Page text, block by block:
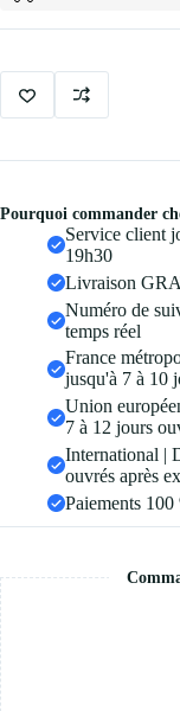
Cils
en
Vison
Pourquoi commander
Service client
19h30
Livraison
Numéro de
temps réel
France
jusqu'à 7 à 10
Union
7 à 12 jours
International |
ouvrés après
Paiements 100